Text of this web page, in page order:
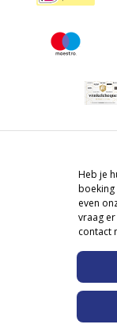
Heb je
boeking
even
vraag
contact